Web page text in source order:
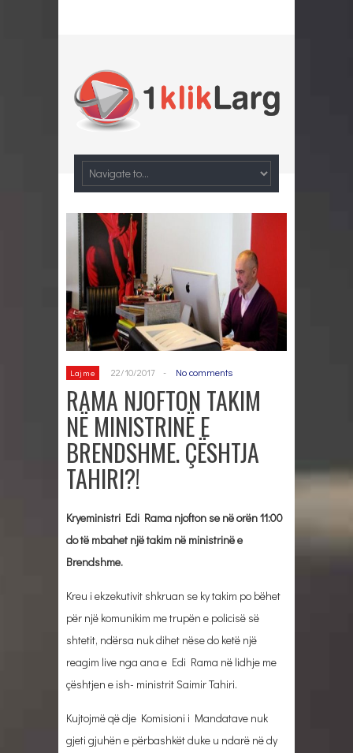
Lajme 22/10/2017 - No comments
RAMA NJOFTON TAKIM
NË MINISTRINË E
BRENDSHME. ÇËSHTJA
TAHIRI?!
Kryeministri Edi Rama njofton se në orën 11:00
do të mbahet një takim në ministrinë e
Brendshme.
Kreu i ekzekutivit shkruan se ky takim po bëhet
për një komunikim me trupën e policisë së
shtetit, ndërsa nuk dihet nëse do ketë një
reagim live nga ana e Edi Rama në lidhje me
çështjen e ish- ministrit Saimir Tahiri.
Kujtojmë që dje Komisioni i Mandatave nuk
gjeti gjuhën e përbashkët duke u ndarë në dy